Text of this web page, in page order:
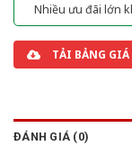
Nhiều ưu đãi lớn
TẢI BẢNG GIÁ
ĐÁNH GIÁ (0)